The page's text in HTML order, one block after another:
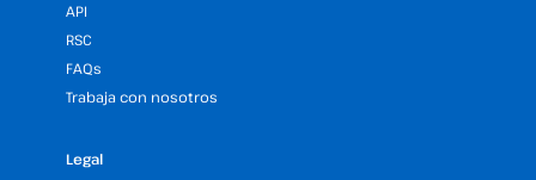
API
RSC
FAQs
Trabaja con nosotros
Legal